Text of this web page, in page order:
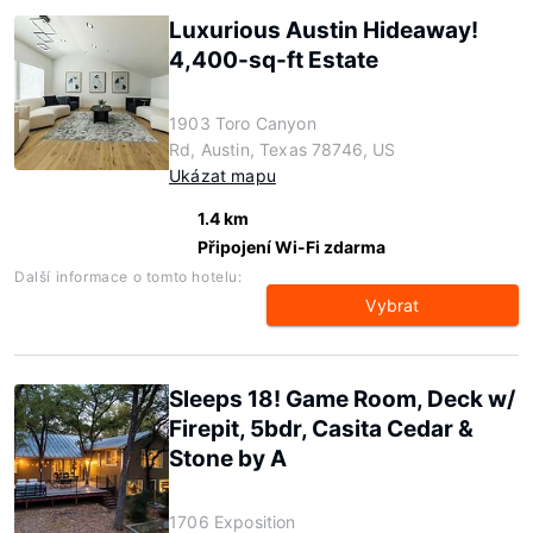
Luxurious Austin Hideaway!
4,400-sq-ft Estate
1903 Toro Canyon
Rd, Austin, Texas 78746, US
Ukázat mapu
1.4 km
Připojení Wi-Fi zdarma
Další informace o tomto hotelu:
Vybrat
Sleeps 18! Game Room, Deck w/
Firepit, 5bdr, Casita Cedar &
Stone by A
1706 Exposition